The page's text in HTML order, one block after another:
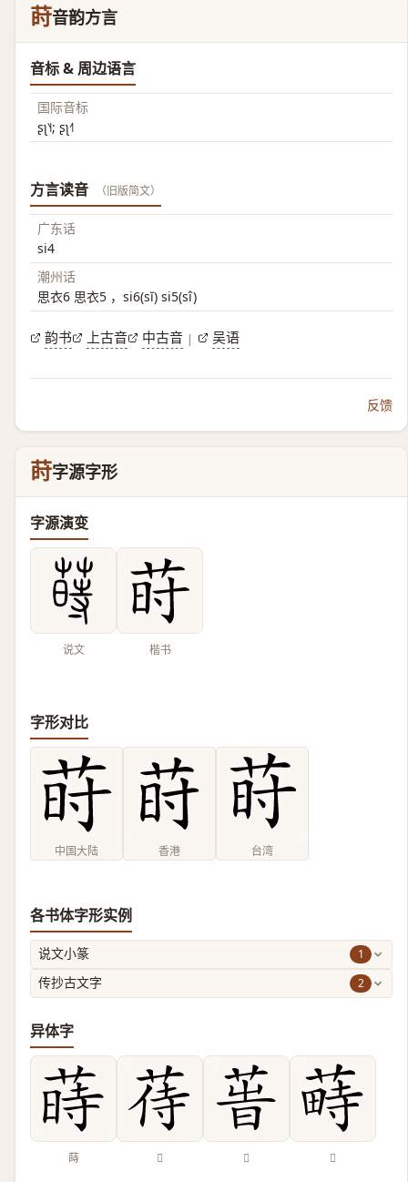
莳音韵方言
音标 & 周边语言
国际音标
ʂʅ˥˧; ʂʅ˧˥
方言读音 （旧版简文）
广东话
si4
潮州话
思衣6 思衣5 ，si6(sĭ) si5(sî)
韵书 上古音 中古音 | 吴语
反馈
莳字源字形
字源演变
说文 楷书
字形对比
中国大陆 香港 台湾
各书体字形实例
说文小篆 1
传抄古文字 2
异体字
蒔 𦱎 𦱗 𦸎